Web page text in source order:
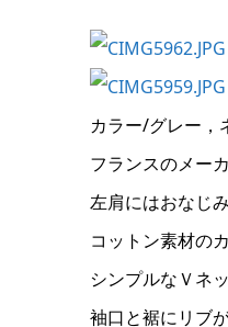
カラー/グレー，
フランスのメー
左肩にはおなじ
コットン素材の
シンプルなＶネ
袖口と裾にリブ